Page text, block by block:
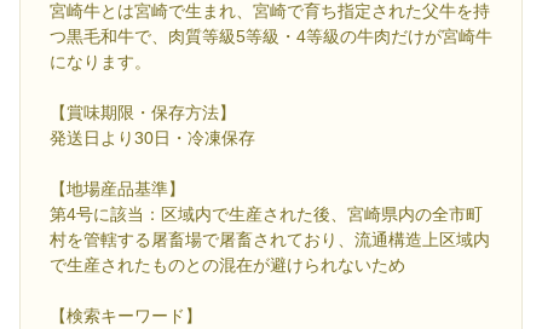
宮崎牛とは宮崎で生まれ、宮崎で育ち指定された父牛を持
つ黒毛和牛で、肉質等級5等級・4等級の牛肉だけが宮崎牛
になります。
【賞味期限・保存方法】
発送日より30日・冷凍保存
【地場産品基準】
第4号に該当：区域内で生産された後、宮崎県内の全市町
村を管轄する屠畜場で屠畜されており、流通構造上区域内
で生産されたものとの混在が避けられないため
【検索キーワード】